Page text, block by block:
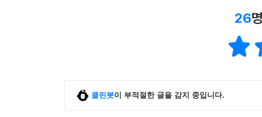
26
클린봇이 부적절한 글을 감지 중입니다.